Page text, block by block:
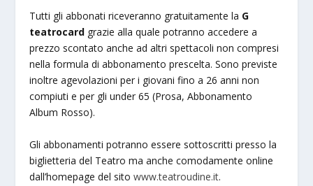
Tutti gli abbonati riceveranno gratuitamente la G
teatrocard grazie alla quale potranno accedere a
prezzo scontato anche ad altri spettacoli non compresi
nella formula di abbonamento prescelta. Sono previste
inoltre agevolazioni per i giovani fino a 26 anni non
compiuti e per gli under 65 (Prosa, Abbonamento
Album Rosso).
Gli abbonamenti potranno essere sottoscritti presso la
biglietteria del Teatro ma anche comodamente online
dall’homepage del sitowww.teatroudine.it.